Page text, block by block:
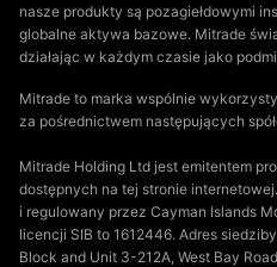
nasze produkty są pozagiełdowymi
globalne aktywa bazowe. Mitrade
działając w każdym czasie jako
Mitrade to marka wspólnie
za pośrednictwem następujących
Mitrade Holding Ltd jest emitentem
dostępnych na tej stronie
i regulowany przez Cayman Islands
licencji SIB to 1612446. Adres
Block and Unit 3-212A, West Bay